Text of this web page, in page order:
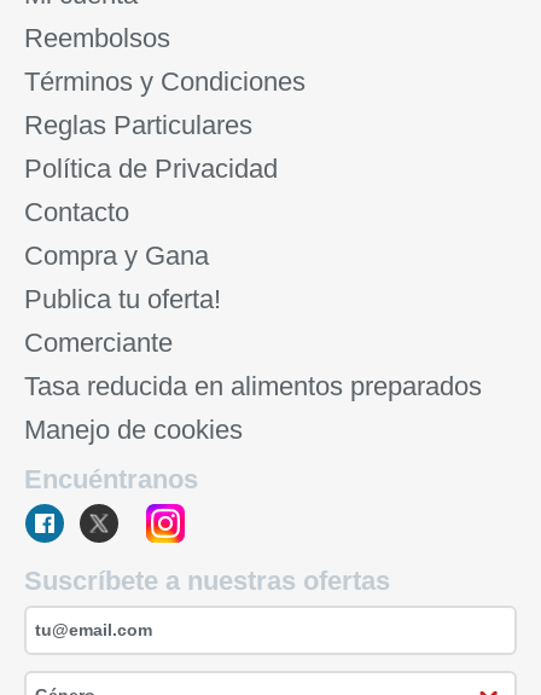
Reembolsos
Términos y Condiciones
Reglas Particulares
Política de Privacidad
Contacto
Compra y Gana
Publica tu oferta!
Comerciante
Tasa reducida en alimentos preparados
Manejo de cookies
Encuéntranos
Suscríbete a nuestras ofertas